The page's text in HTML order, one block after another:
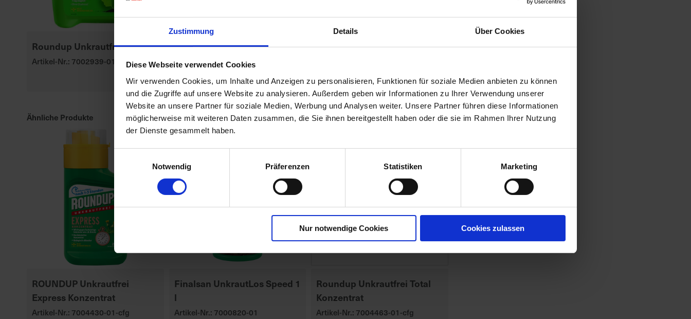
Zustimmung Details Über Cookies
Diese Webseite verwendet Cookies
Wir verwenden Cookies, um Inhalte und Anzeigen zu personalisieren, Funktionen für soziale Medien anbieten zu können
und die Zugriffe auf unsere Website zu analysieren. Außerdem geben wir Informationen zu Ihrer Verwendung unserer
Website an unsere Partner für soziale Medien, Werbung und Analysen weiter. Unsere Partner führen diese Informationen
möglicherweise mit weiteren Daten zusammen, die Sie ihnen bereitgestellt haben oder die sie im Rahmen Ihrer Nutzung
der Dienste gesammelt haben.
Notwendig
Präferenzen Statistiken Marketing
Nur notwendige Cookies Cookies zulassen
Roundup Unkrautfrei TOTAL
Artikel-Nr.: 7002939-01-cfg
Permanent
WespenTURBOSpray
Ähnliche Produkte
ROUNDUP Unkrautfrei
Express Konzentrat
Artikel-Nr.: 7004430-01-cfg
Finalsan UnkrautLos Speed 1
l
Artikel-Nr.: 7000820-01
Roundup Unkrautfrei Total
Konzentrat
Artikel-Nr.: 7004463-01-cfg